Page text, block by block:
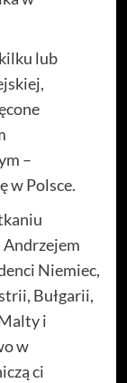
lub
–
w Polsce.
Andrzejem
Niemiec,
Bułgarii,
i
w
ci